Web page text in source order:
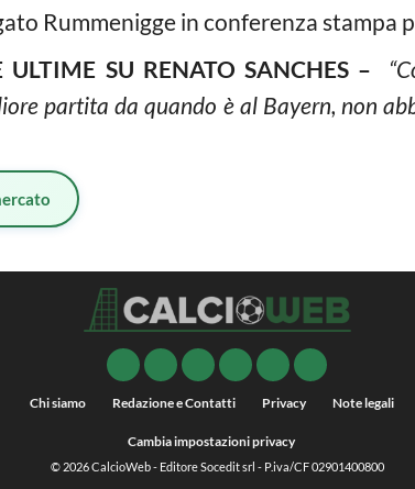
Rummenigge in conferenza stampa
SU RENATO SANCHES –
partita da quando è al Bayern, non
Chi siamo Redazione e Contatti Privacy Note legali
Cambia impostazioni privacy
© 2026CalcioWeb- Editore Socedit srl - P.iva/CF 02901400800